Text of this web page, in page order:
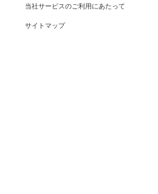
当社サービスのご利用にあたって
サイトマップ